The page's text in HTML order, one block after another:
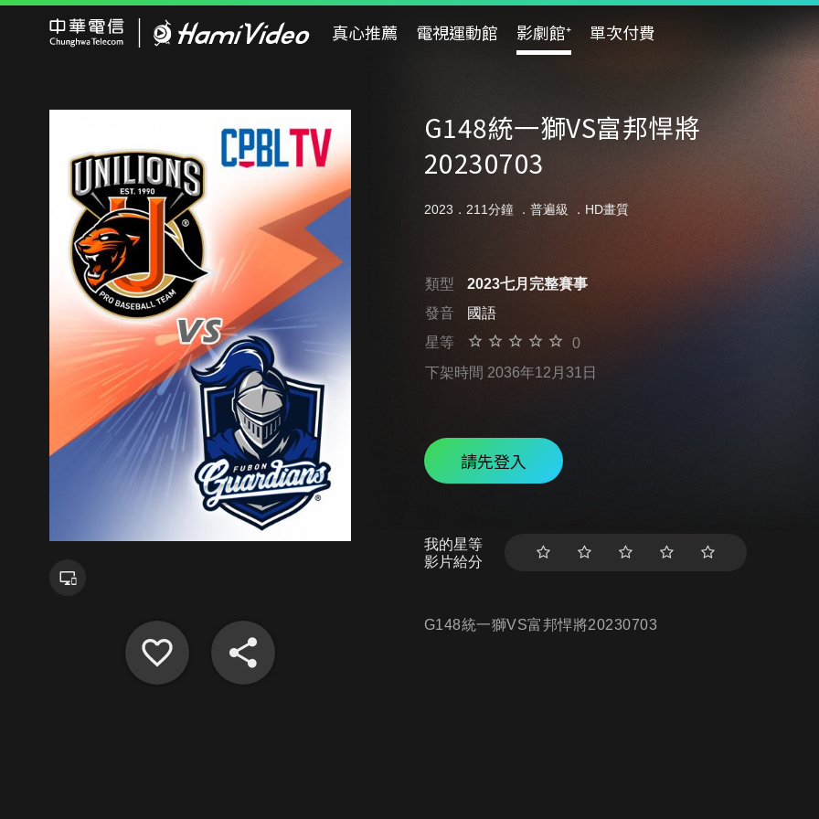
真心推薦 電視運動館 影劇館⁺ 單次付費
G148統一獅VS富邦悍將
20230703
2023．211分鐘 ． 普遍級 ．HD畫質
類型
2023七月完整賽事
發音
國語
星等
0
下架時間 2036年12月31日
請先登入
我的星等
影片給分
G148統一獅VS富邦悍將20230703